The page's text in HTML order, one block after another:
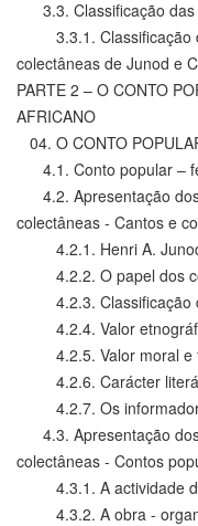
3.3. Classificação das
3.3.1. Classificação
colectâneas de Junod e
PARTE 2 – O CONTO
AFRICANO
04. O CONTO
4.1. Conto popular –
4.2. Apresentação
colectâneas - Cantos e
4.2.1. Henri A. Junod
4.2.2. O papel dos
4.2.3. Classificação
4.2.4. Valor
4.2.5. Valor moral e
4.2.6. Carácter
4.2.7. Os
4.3. Apresentação
colectâneas - Contos
4.3.1. A actividade
4.3.2. A obra -